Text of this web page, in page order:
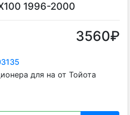
1996-2000
3560₽
для на от Тойота